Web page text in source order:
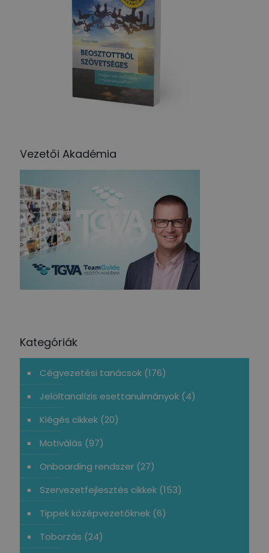
Vezetői Akadémia
Kategóriák
Cégvezetési tanácsok (176)
Jelöltanalízis esettanulmányok (4)
Kiégés cikkek (20)
Motiválás (97)
Onboarding rendszer (27)
Szervezetfejlesztés cikkek (153)
Tippek középvezetőknek (6)
Toborzás (24)